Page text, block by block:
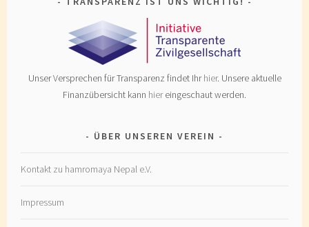
Unser Versprechen für Transparenz findet Ihrhier. Unsere aktuelle
Finanzübersicht kann hiereingeschaut werden.
ÜBER UNSEREN VEREIN
Kontakt zu hamromaya Nepal e.V.
Impressum